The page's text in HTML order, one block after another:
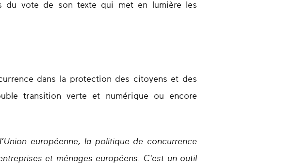
du vote de son texte qui met en lumière les
dans la protection des citoyens et des
transition verte et numérique ou encore
européenne, la politique de concurrence
et ménages européens. C'est un outil